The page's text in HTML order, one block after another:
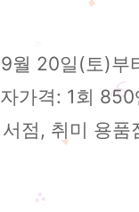
20일(토)부
가격: 1회 850
점, 취미 용품